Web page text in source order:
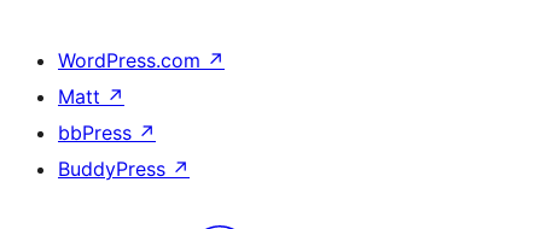
WordPress.com ↗
Matt ↗
bbPress ↗
BuddyPress ↗